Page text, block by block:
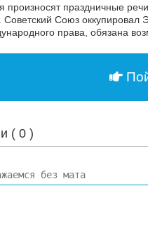
произносят праздничные
Советский Союз
права, обязана
( 0 )